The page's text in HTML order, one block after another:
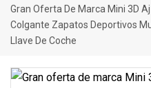
Gran Oferta De Marca Mini 3D
Colgante Zapatos Deportivos
Llave De Coche